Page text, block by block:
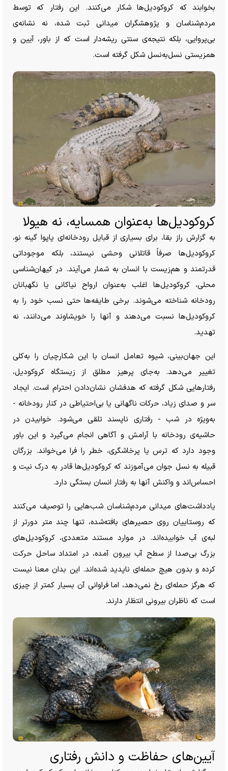
بخوابند که کروکودیل‌ها شکار می‌کنند. این رفتار که توسط
مردم‌شناسان و پژوهشگران میدانی ثبت شده، نه نشانه‌ی
بی‌پروایی، بلکه نتیجه‌ی سنتی ریشه‌دار است که از باور، آیین و
همزیستی نسل‌به‌نسل شکل گرفته است.
کروکودیل‌ها به‌عنوان همسایه، نه هیولا
به گزارش راز بقا، برای بسیاری از قبایل رودخانه‌ای پاپوا گینه نو،
کروکودیل‌ها صرفاً قاتلانی وحشی نیستند، بلکه موجوداتی
قدرتمند و هم‌زیست با انسان به شمار می‌آیند. در کیهان‌شناسی
محلی، کروکودیل‌ها اغلب به‌عنوان ارواح نیاکانی یا نگهبانان
رودخانه شناخته می‌شوند. برخی طایفه‌ها حتی نسب خود را به
کروکودیل‌ها نسبت می‌دهند و آنها را خویشاوند می‌دانند، نه
تهدید.
این جهان‌بینی، شیوه تعامل انسان با این شکارچیان را به‌کلی
تغییر می‌دهد. به‌جای پرهیز مطلق از زیستگاه کروکودیل،
رفتار‌هایی شکل گرفته که هدفشان نشان‌دادن احترام است. ایجاد
سر و صدای زیاد، حرکات ناگهانی یا بی‌احتیاطی در کنار رودخانه -
به‌ویژه در شب - رفتاری ناپسند تلقی می‌شود. خوابیدن در
حاشیه‌ی رودخانه با آرامش و آگاهی انجام می‌گیرد و این باور
وجود دارد که ترس یا پرخاشگری، خطر را فرا می‌خواند. بزرگان
قبیله به نسل جوان می‌آموزند که کروکودیل‌ها قادر به درک نیت و
احساس‌اند و واکنش آنها به رفتار انسان بستگی دارد.
یادداشت‌های میدانی مردم‌شناسان شب‌هایی را توصیف می‌کنند
که روستاییان روی حصیر‌های بافته‌شده، تنها چند متر دورتر از
لبه‌ی آب خوابیده‌اند. در موارد مستند متعددی، کروکودیل‌های
بزرگ بی‌صدا از سطح آب بیرون آمده، در امتداد ساحل حرکت
کرده و بدون هیچ حمله‌ای ناپدید شده‌اند. این بدان معنا نیست
که هرگز حمله‌ای رخ نمی‌دهد، اما فراوانی آن بسیار کمتر از چیزی
است که ناظران بیرونی انتظار دارند.
آیین‌های حفاظت و دانش رفتاری